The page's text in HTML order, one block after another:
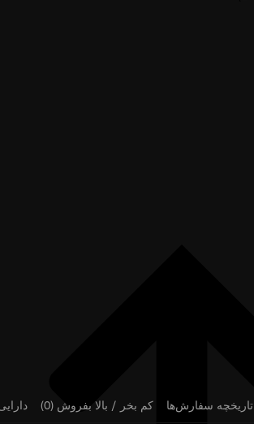
تاریخچه سفارش‌ها کم بخر / بالا بفروش (0)